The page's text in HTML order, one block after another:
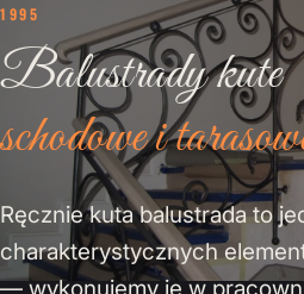
1995
Balustrady kute
schodowe i
Ręcznie kuta balustrada to
charakterystycznych